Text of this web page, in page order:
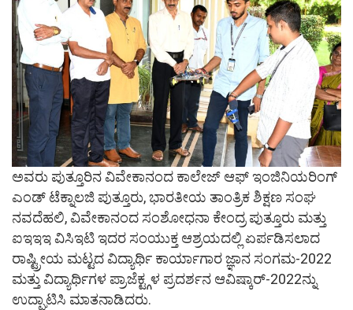
ಅವರು ಪುತ್ತೂರಿನ ವಿವೇಕಾನಂದ ಕಾಲೇಜ್ ಆಫ್ ಇಂಜಿನಿಯರಿಂಗ್
ಎಂಡ್ ಟೆಕ್ನಾಲಜಿ ಪುತ್ತೂರು, ಭಾರತೀಯ ತಾಂತ್ರಿಕ ಶಿಕ್ಷಣ ಸಂಘ
ನವದೆಹಲಿ, ವಿವೇಕಾನಂದ ಸಂಶೋಧನಾ ಕೇಂದ್ರ ಪುತ್ತೂರು ಮತ್ತು
ಐಇಇಇ ವಿಸಿಇಟಿ ಇದರ ಸಂಯುಕ್ತ ಆಶ್ರಯದಲ್ಲಿ ಏರ್ಪಡಿಸಲಾದ
ರಾಷ್ಟ್ರೀಯ ಮಟ್ಟದ ವಿದ್ಯಾರ್ಥಿ ಕಾರ್ಯಾಗಾರ ಜ್ಞಾನ ಸಂಗಮ-2022
ಮತ್ತು ವಿದ್ಯಾರ್ಥಿಗಳ ಪ್ರಾಜೆಕ್ಟ್ಗಳ ಪ್ರದರ್ಶನ ಆವಿಷ್ಕಾರ್-2022ನ್ನು
ಉದ್ಘಾಟಿಸಿ ಮಾತನಾಡಿದರು.